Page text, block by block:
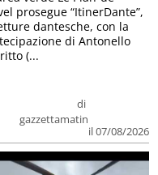
di
gazzettamatin
il 07/08/2026
prosegue “ItinerDante”,
dantesche, con la
di Antonello
(...